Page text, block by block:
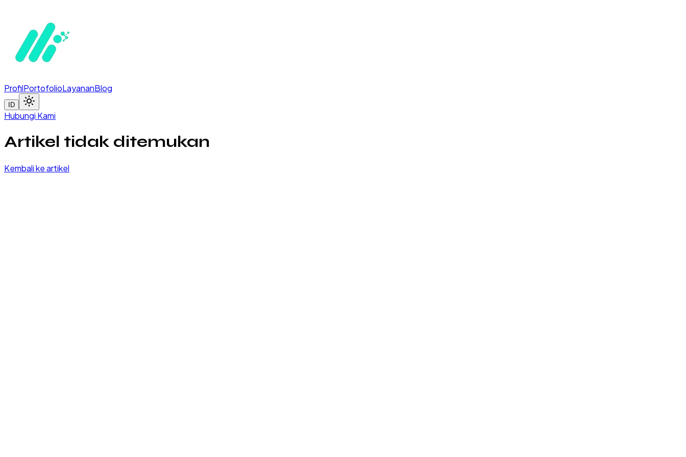
ProfilPortofolioLayananBlog
ID
Hubungi Kami
Artikel tidak ditemukan
Kembali ke artikel